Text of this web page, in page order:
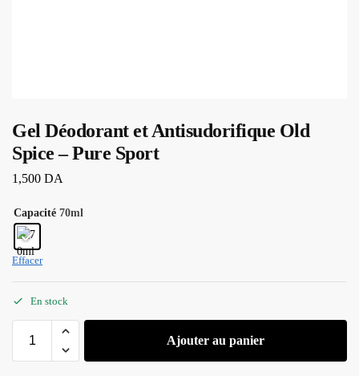
Gel Déodorant et Antisudorifique Old
Spice – Pure Sport
1,500 DA
Capacité 70ml
Effacer
En stock
Ajouter au panier